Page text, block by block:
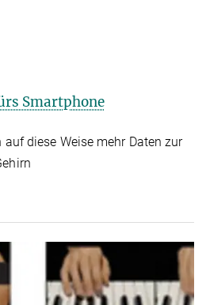
Smartphone
diese Weise mehr Daten zur